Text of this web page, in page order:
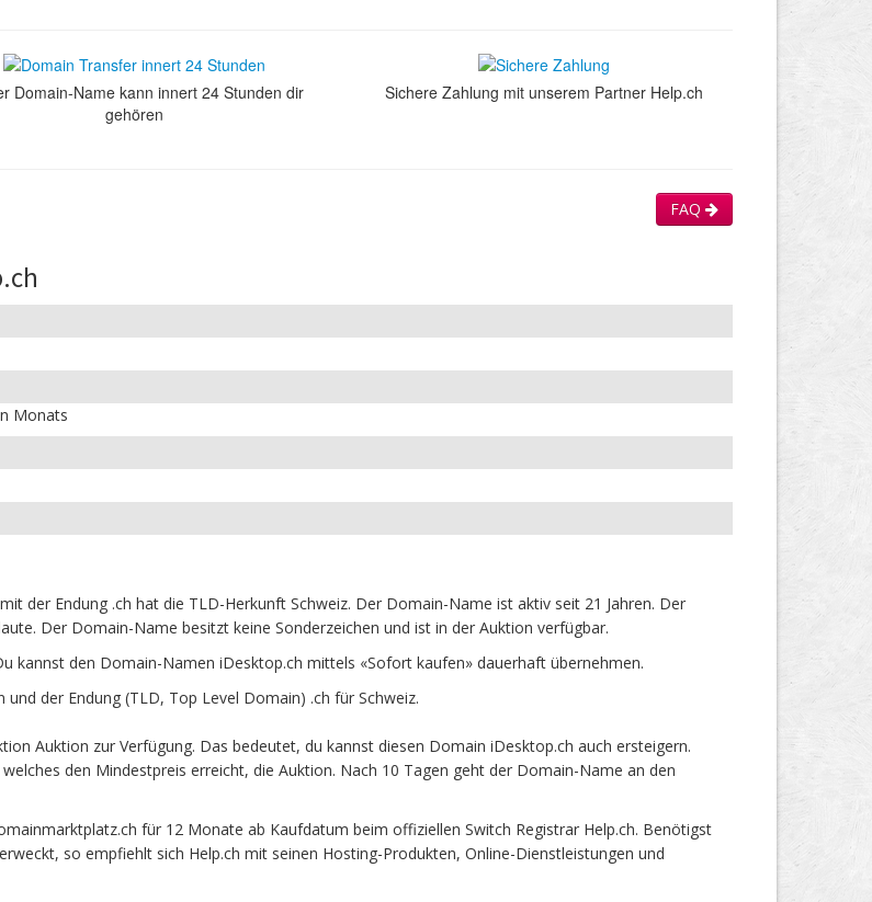
Domain-Name kann innert 24 Stunden dir
gehören
Sichere Zahlung mit unserem Partner Help.ch
FAQ
Monats
der Endung .ch hat die TLD-Herkunft Schweiz. Der Domain-Name ist aktiv seit 21 Jahren. Der
Der Domain-Name besitzt keine Sonderzeichen und ist in der Auktion verfügbar.
kannst den Domain-Namen iDesktop.ch mittels «Sofort kaufen» dauerhaft übernehmen.
der Endung (TLD, Top Level Domain) .ch für Schweiz.
Auktion zur Verfügung. Das bedeutet, du kannst diesen Domain iDesktop.ch auch ersteigern.
den Mindestpreis erreicht, die Auktion. Nach 10 Tagen geht der Domain-Name an den
für 12 Monate ab Kaufdatum beim offiziellen Switch Registrar Help.ch. Benötigst
so empfiehlt sich Help.ch mit seinen Hosting-Produkten, Online-Dienstleistungen und